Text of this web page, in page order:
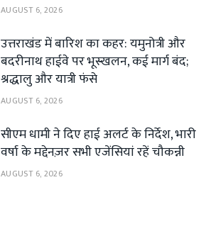
AUGUST 6, 2026
उत्तराखंड में बारिश का कहर: यमुनोत्री और
बदरीनाथ हाईवे पर भूस्खलन, कई मार्ग बंद;
श्रद्धालु और यात्री फंसे
AUGUST 6, 2026
सीएम धामी ने दिए हाई अलर्ट के निर्देश, भारी
वर्षा के मद्देनज़र सभी एजेंसियां रहें चौकन्नी
AUGUST 6, 2026